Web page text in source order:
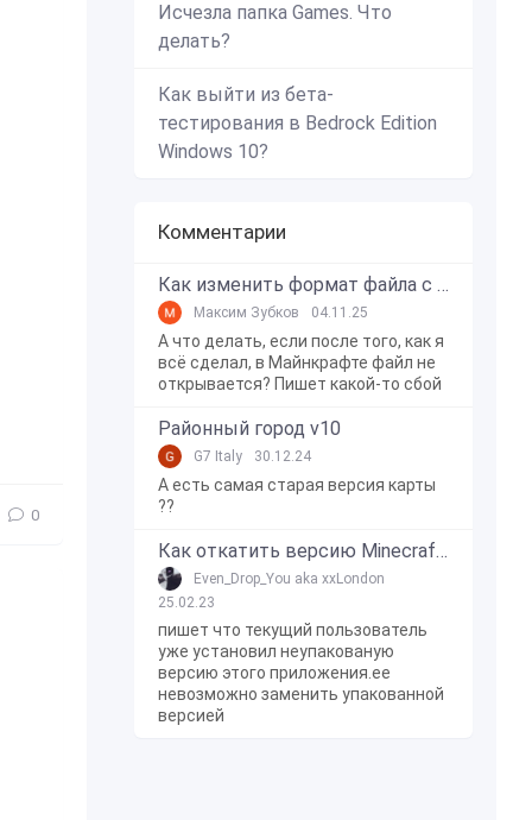
0
Исчезла папка Games. Что
делать?
Как выйти из бета-
тестирования в Bedrock Edition
Windows 10?
Комментарии
Как изменить формат файла с zip в mcworld?
Максим Зубков 04.11.25
А что делать, если после того, как я
всё сделал, в Майнкрафте файл не
открывается? Пишет какой-то сбой
Районный город v10
G7 Italy 30.12.24
А есть самая старая версия карты
??
Как откатить версию Minecraft Bedrock Edition на Windows 10?
Even_Drop_You aka xxLondon
25.02.23
пишет что текущий пользователь
уже установил неупакованую
версию этого приложения.ее
невозможно заменить упакованной
версией